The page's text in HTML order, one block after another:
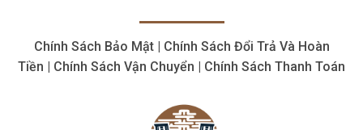
Lớn
giá
hợp
lý,
Chính Sách Bảo Mật | Chính Sách Đổi Trả Và Hoàn
Tiền | Chính Sách Vận Chuyển | Chính Sách Thanh Toán